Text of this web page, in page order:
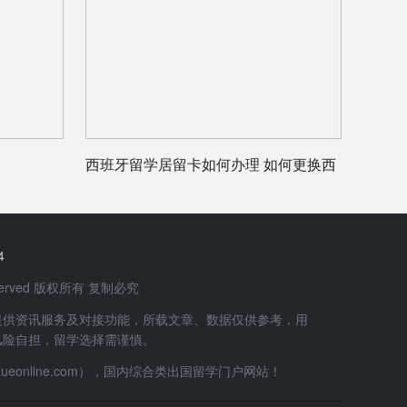
西班牙留学居留卡如何办理 如何更换西
版权所有 复制必究
资讯服务及对接功能，所载文章、数据仅供参考，用
自担，留学选择需谨慎。
），国内综合类出国留学门户网站！